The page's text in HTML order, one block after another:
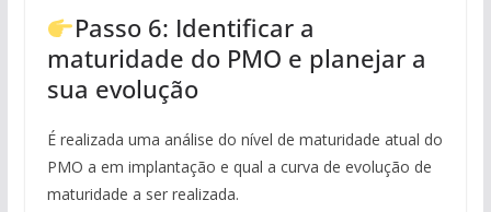
Passo 6: Identificar a
maturidade do PMO e planejar a
sua evolução
É realizada uma análise do nível de maturidade atual do
PMO a em implantação e qual a curva de evolução de
maturidade a ser realizada.